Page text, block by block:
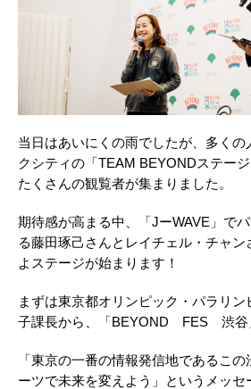
当日はあいにくの雨でしたが、多くの
クシティの「TEAM BEYONDステー
たくさんの観覧者が集まりました。
期待感が高まる中、「JーWAVE」で
る藤田琢己さんとレイチェル・チャ
よステージが始まります！
まずは東京都オリンピック・パラリ
子課長から、「BEYOND FES 渋谷
「東京の一番の情報発信地であるこ
ーツで未来を変えよう」というメッセ